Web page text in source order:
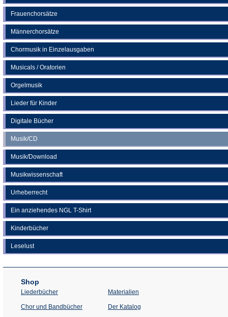
Frauenchorsätze
Männerchorsätze
Chormusik in Einzelausgaben
Musicals / Oratorien
Orgelmusik
Lieder für Kinder
Digitale Bücher
Musik/CD
Musik/Download
Musikwissenschaft
Urheberrecht
Ein anziehendes NGL T-Shirt
Kinderbücher
Leselust
Shop
Liederbücher
Chor und Bandbücher
Materialien
Der Katalog